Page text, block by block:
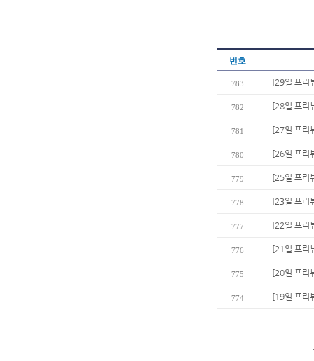
번호
783 [29일 프리
782 [28일 프리
781 [27일 프리
780 [26일 프리
779 [25일 프리
778 [23일 프리
777 [22일 프리
776 [21일 프리
775 [20일 프리
774 [19일 프리